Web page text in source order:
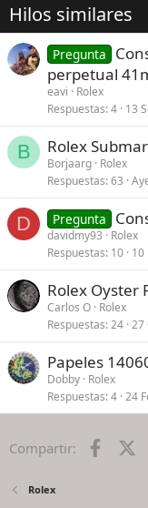
Hilos similares
Pregunta
perpetual
eavi
Rolex
Respuestas 4 13
B Rolex
Borjaarg Rolex
Respuestas 63
D Pregunta
davidmy93
Rolex
Respuestas 10 10
Rolex Oyster
Carlos O Rolex
Respuestas 24 27
Papeles
Dobby Rolex
Respuestas 4 24
Compartir:
Rolex